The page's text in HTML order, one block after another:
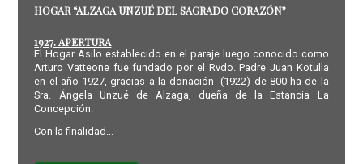
HOGAR “ALZAGA UNZUÉ DEL SAGRADO CORAZÓN”
1927. APERTURA
El Hogar Asilo establecido en el paraje luego conocido como
Arturo Vatteone fue fundado por el Rvdo. Padre Juan Kotulla
en el año 1927, gracias a la donación (1922) de 800 ha de la
Sra. Ángela Unzué de Alzaga, dueña de la Estancia La
Concepción.
Con la finalidad...